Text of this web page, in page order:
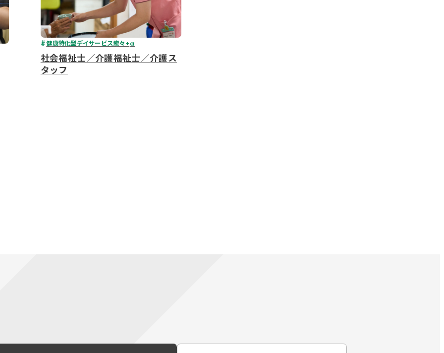
健康特化型デイサービス癒々+α
社会福祉士／介護福祉士／介護ス
タッフ